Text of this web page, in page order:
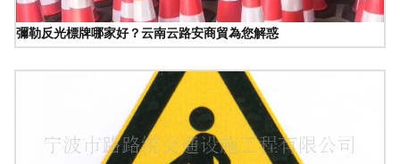
彌勒反光標牌哪家好？云南云路安商貿為您解惑